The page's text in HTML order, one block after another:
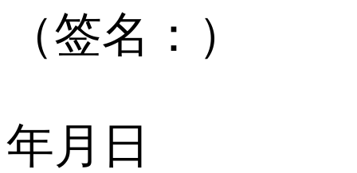
（签名：）
年月日